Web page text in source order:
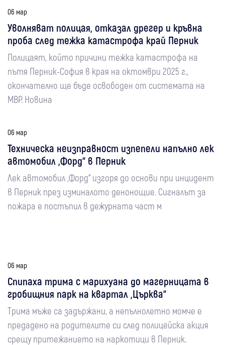
06 мар
Уволняват полицая, отказал дрегер и кръвна
проба след тежка катастрофа край Перник
Полицаят, който причини тежка катастрофа на
пътя Перник-София в края на октомври 2025 г.,
окончателно ще бъде освободен от системата на
МВР. Новина
06 мар
Техническа неизправност изпепели напълно лек
автомобил „Форд“ в Перник
Лек автомобил „Форд“ изгоря до основи при инцидент
в Перник през изминалото денонощие. Сигналът за
пожара е постъпил в дежурната част м
06 мар
Спипаха трима с марихуана до магерницата в
гробищния парк на квартал „Църква“
Трима мъже са задържани, а непълнолетно момче е
предадено на родителите си след полицейска акция
срещу притежанието на наркотици в Перник.